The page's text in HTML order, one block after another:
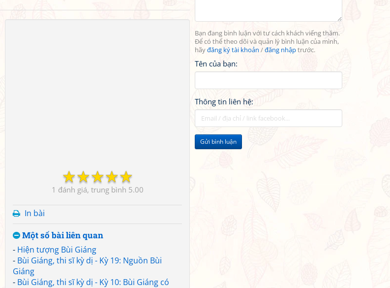
Bạn đang bình luận với tư cách khách viếng thăm.
Để có thể theo dõi và quản lý bình luận của mình,
hãyđăng ký tài khoản /đăng nhậptrước.
Tên của bạn:
Thông tin liên hệ:
Gửi bình luận
☆
☆
☆
☆
☆
1 5.00
In bài
Một số bài liên quan
- Hiện tượng Bùi Giáng
- Bùi Giáng, thi sĩ kỳ dị - Kỳ 19: Nguồn Bùi
Giáng
- Bùi Giáng, thi sĩ kỳ dị - Kỳ 10: Bùi Giáng có